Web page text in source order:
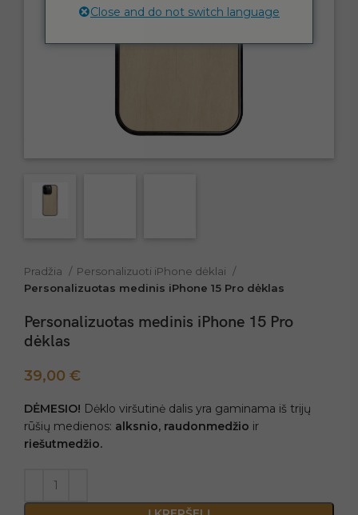
Pradžia
Personalizuoti iPhone dėklai
Personalizuotas medinis iPhone 15 Pro dėklas
Personalizuotas medinis iPhone 15 Pro
dėklas
39,00 €
DĖMESIO! Dėklo viršutinė dalis yra gaminama iš trijų
rūšių medienos: alksnio, raudonmedžio ir
riešutmedžio.
Close and do not switch language